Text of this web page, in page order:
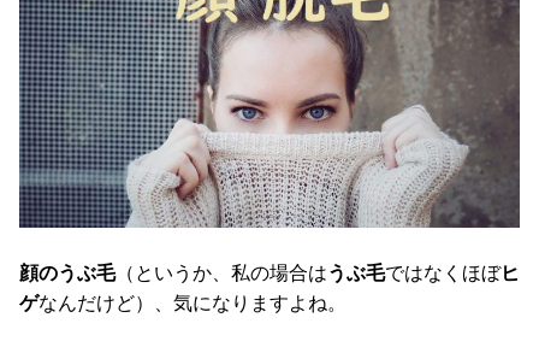
顔のうぶ毛（というか、私の場合はうぶ毛ではなくほぼヒ
ゲなんだけど）、気になりますよね。